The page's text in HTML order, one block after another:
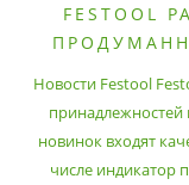
FESTOOL
Новости Festool
принадлежностей
новинок входят
числе индикатор